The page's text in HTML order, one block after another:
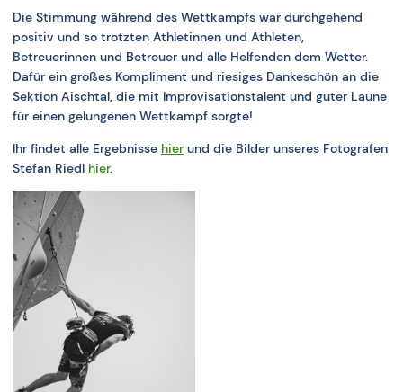
Die Stimmung während des Wettkampfs war durchgehend
positiv und so trotzten Athletinnen und Athleten,
Betreuerinnen und Betreuer und alle Helfenden dem Wetter.
Dafür ein großes Kompliment und riesiges Dankeschön an die
Sektion Aischtal, die mit Improvisationstalent und guter Laune
für einen gelungenen Wettkampf sorgte!
Ihr findet alle Ergebnisse hier und die Bilder unseres Fotografen
Stefan Riedl hier.